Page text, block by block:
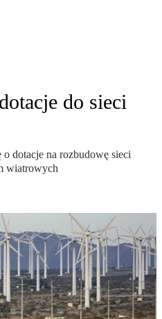
do sieci
dotacje na rozbudowę sieci
wiatrowych